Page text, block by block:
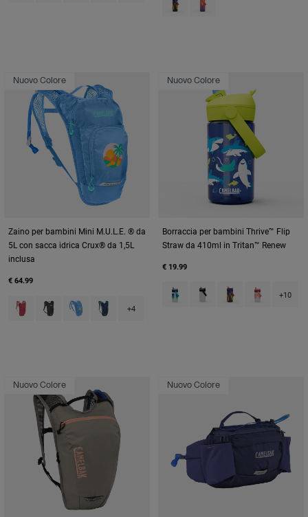
Nuovo Colore
Zaino per bambini Mini M.U.L.E. ® da
5L con sacca idrica Crux® da 1,5L
inclusa
€ 64.99
Product swatch type of Berry.
Product swatch type of Black.
Product swatch type of Blue/Palm.
Product swatch type of Deep Sea.
+4
Nuovo Colore
Borraccia per bambini Thrive™ Flip
Straw da 410ml in Tritan™ Renew
€ 19.99
Product swatch type of Blue
Product swatch type of
Product swatch
Product
+10
Nuovo Colore Nuovo Colore